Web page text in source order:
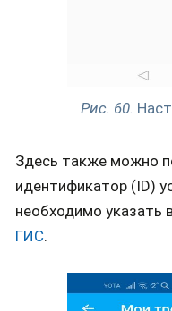
Рис. 60.
Здесь также можно
идентификатор (ID)
необходимо указать
ГИС.